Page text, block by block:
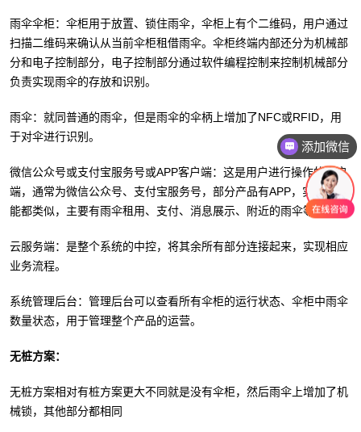
雨伞伞柜：伞柜用于放置、锁住雨伞，伞柜上有个二维码，用户通过
扫描二维码来确认从当前伞柜租借雨伞。伞柜终端内部还分为机械部
分和电子控制部分，电子控制部分通过软件编程控制来控制机械部分
负责实现雨伞的存放和识别。
雨伞：就同普通的雨伞，但是雨伞的伞柄上增加了NFC或RFID，用
于对伞进行识别。
微信公众号或支付宝服务号或APP客户端：这是用户进行操作的客户
端，通常为微信公众号、支付宝服务号，部分产品有APP，实现的功
能都类似，主要有雨伞租用、支付、消息展示、附近的雨伞等。
云服务端：是整个系统的中控，将其余所有部分连接起来，实现相应
业务流程。
系统管理后台：管理后台可以查看所有伞柜的运行状态、伞柜中雨伞
数量状态，用于管理整个产品的运营。
无桩方案：
无桩方案相对有桩方案更大不同就是没有伞柜，然后雨伞上增加了机
械锁，其他部分都相同
添加微信